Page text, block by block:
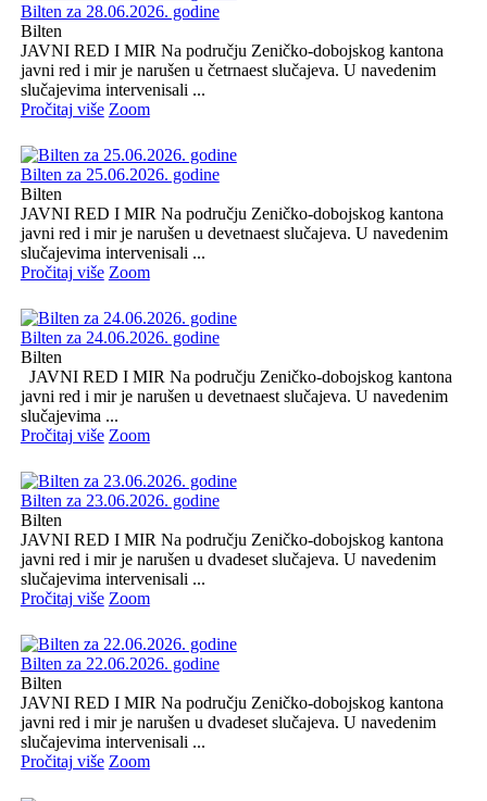
Bilten za 28.06.2026. godine
Bilten
JAVNI RED I MIR Na području Zeničko-dobojskog kantona
javni red i mir je narušen u četrnaest slučajeva. U navedenim
slučajevima intervenisali ...
Pročitaj više Zoom
Bilten za 25.06.2026. godine
Bilten
JAVNI RED I MIR Na području Zeničko-dobojskog kantona
javni red i mir je narušen u devetnaest slučajeva. U navedenim
slučajevima intervenisali ...
Pročitaj više Zoom
Bilten za 24.06.2026. godine
Bilten
JAVNI RED I MIR Na području Zeničko-dobojskog kantona
javni red i mir je narušen u devetnaest slučajeva. U navedenim
slučajevima ...
Pročitaj više Zoom
Bilten za 23.06.2026. godine
Bilten
JAVNI RED I MIR Na području Zeničko-dobojskog kantona
javni red i mir je narušen u dvadeset slučajeva. U navedenim
slučajevima intervenisali ...
Pročitaj više Zoom
Bilten za 22.06.2026. godine
Bilten
JAVNI RED I MIR Na području Zeničko-dobojskog kantona
javni red i mir je narušen u dvadeset slučajeva. U navedenim
slučajevima intervenisali ...
Pročitaj više Zoom